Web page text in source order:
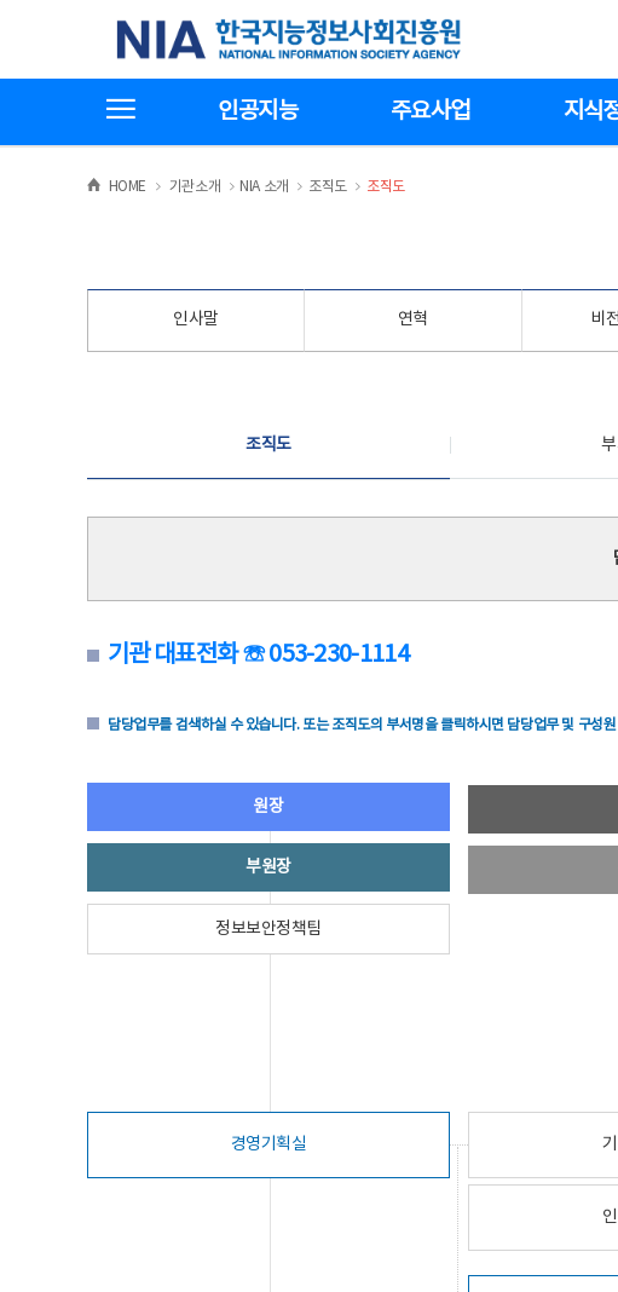
기
한국지능정보사회진흥원
인공지능 주요사업 지식
HOME >
기관소개 >NIA 소개 >
조직도 >
조직도
인사말 연혁 비
조직도
기관 대표전화 ☏ 053-230-1114
담당업무를 검색하실 수 있습니다. 또는 조직도의 부서명을 클릭하시면 담당업무 및 구성
원장
부원장
정보보안정책팀
경영기획실